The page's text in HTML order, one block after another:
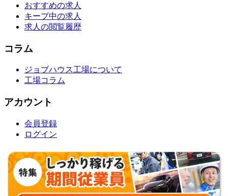
おすすめの求人
キープ中の求人
求人の閲覧履歴
コラム
ジョブハウス工場について
工場コラム
アカウント
会員登録
ログイン